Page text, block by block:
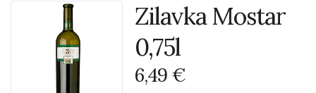
Zilavka Mostar
0,75l
6,49 €